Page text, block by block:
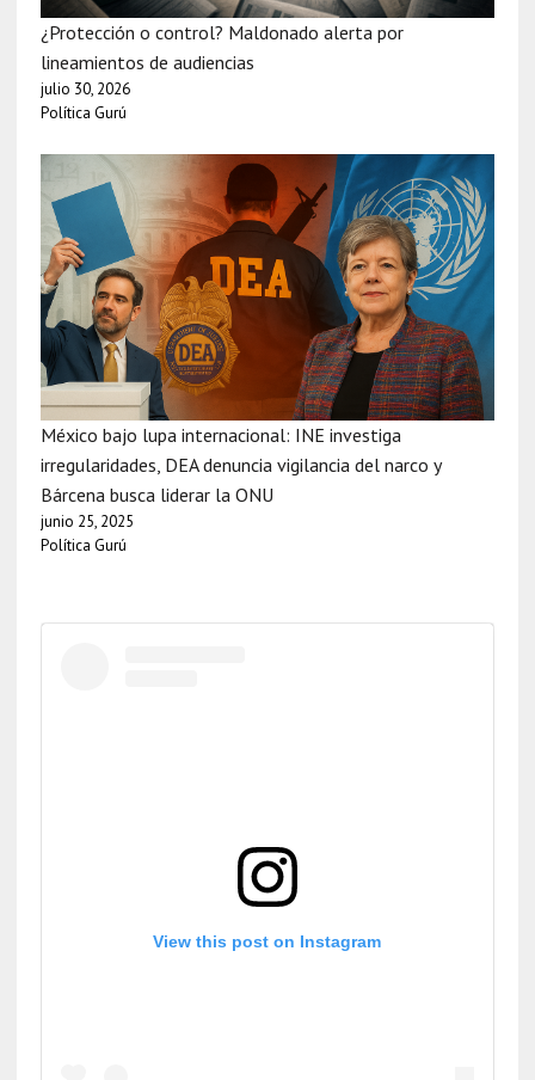
¿Protección o control? Maldonado alerta por
lineamientos de audiencias
julio 30, 2026
Política Gurú
México bajo lupa internacional: INE investiga
irregularidades, DEA denuncia vigilancia del narco y
Bárcena busca liderar la ONU
junio 25, 2025
Política Gurú
View this post on Instagram